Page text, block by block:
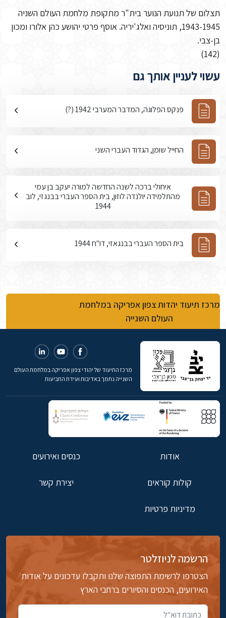
תצלום של תנועת הנוער בית"ר מתקופת מלחמת העולם השניה
1943-1945, תוניסיה ואלג'יריה. אוסף פרטי יהושע כהן אלורו ומכון
בן-צבי.
(142)
עשוי לעניין אותך גם
פנקס הפלוגה, המדבר המערבי 1942 (?)
החייל שומן, הגדוד העברי השני
איחולי ברכה לשנה החדשה למורה יעקב בן עמי
מהתלמידה יולנדה לוזון, בית הספר העברי בבנגזי, לוב
1944
בית הספר העברי בבנגאזי, דו"ח 1944
מרכז תיעוד יהדות צפון אפריקה במלחמת
העולם השנייה
מרכז התיעוד של יהודי צפון אפריקה במלחמת העולם
השנייה נתמך באדיבות ועידת התביעות
אודות כנסים ואירועים
קולות קוראים יצירת קשר
מדיניות פרטיות
הרשמה לניוזלטר
הצטרפו לרשימת התפוצה שלנו ותקבלו עדכונים על אודות
האירועים, הכנסים והסיורים ברחבי הארץ